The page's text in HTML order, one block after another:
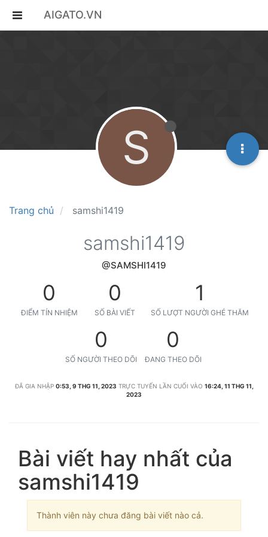
AIGATO.VN
Trang chủ samshi1419
S
samshi1419
@SAMSHI1419
0
ĐIỂM TÍN NHIỆM
0
SỐ BÀI VIẾT
1
SỐ LƯỢT NGƯỜI GHÉ THĂM
0
SỐ NGƯỜI THEO DÕI
0
ĐANG THEO DÕI
ĐÃ GIA NHẬP 0:53, 9 THG 11, 2023 TRỰC TUYẾN LẦN CUỐI VÀO 16:24, 11 THG 11,
2023
Bài viết hay nhất của
samshi1419
Thành viên này chưa đăng bài viết nào cả.